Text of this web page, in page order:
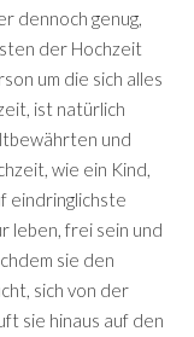
dennoch genug,
der Hochzeit
um die sich alles
ist natürlich
und
wie ein Kind,
eindringlichste
leben, frei sein und
sie den
sich von der
sie hinaus auf den